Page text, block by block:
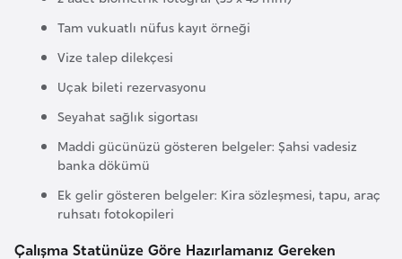
Tam vukuatlı nüfus kayıt örneği
Vize talep dilekçesi
Uçak bileti rezervasyonu
Seyahat sağlık sigortası
Maddi gücünüzü gösteren belgeler: Şahsi vadesiz
banka dökümü
Ek gelir gösteren belgeler: Kira sözleşmesi, tapu, araç
ruhsatı fotokopileri
Çalışma Statünüze Göre Hazırlamanız Gereken